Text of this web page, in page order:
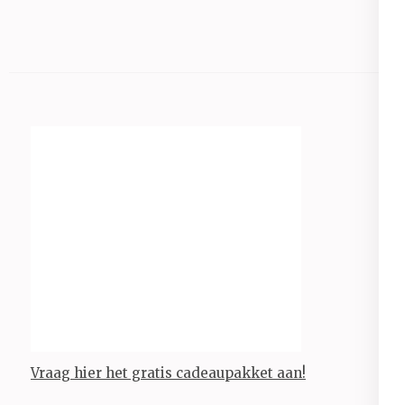
Vraag hier het gratis cadeaupakket aan!